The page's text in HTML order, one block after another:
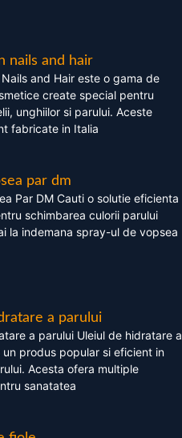
nails and hair
and Hair este o gama de
create special pentru
unghiilor si parului. Aceste
fabricate in Italia
par dm
Par DM Cauti o solutie eficienta
schimbarea culorii parului
la indemana spray-ul de vopsea
a parului
a parului Uleiul de hidratare a
un produs popular si eficient in
Acesta ofera multiple
sanatatea